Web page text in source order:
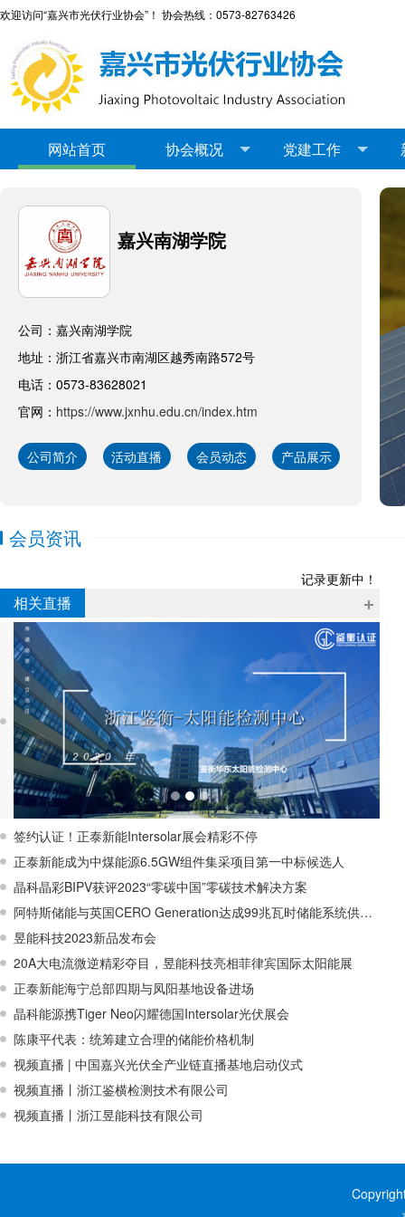
欢迎访问“嘉兴市光伏行业协会”！ 协会热线：0573-82763426
网站首页 协会概况 党建工作
嘉兴南湖学院
公司：嘉兴南湖学院
地址：浙江省嘉兴市南湖区越秀南路572号
电话：0573-83628021
官网： https://www.jxnhu.edu.cn/index.htm
公司简介 活动直播 会员动态 产品展示
会员资讯
记录更新中！
相关直播
签约认证！正泰新能Intersolar展会精彩不停
正泰新能成为中煤能源6.5GW组件集采项目第一中标候选人
晶科晶彩BIPV获评2023“零碳中国”零碳技术解决方案
阿特斯储能与英国CERO Generation达成99兆瓦时储能系统供应协议
昱能科技2023新品发布会
20A大电流微逆精彩夺目，昱能科技亮相菲律宾国际太阳能展
正泰新能海宁总部四期与凤阳基地设备进场
晶科能源携Tiger Neo闪耀德国Intersolar光伏展会
陈康平代表：统筹建立合理的储能价格机制
视频直播 | 中国嘉兴光伏全产业链直播基地启动仪式
视频直播丨浙江鉴横检测技术有限公司
视频直播丨浙江昱能科技有限公司